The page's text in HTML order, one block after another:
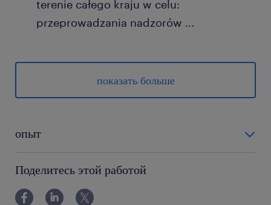
terenie całego kraju w celu:
przeprowadzania nadzorów ...
autorskich, wizji lokalnych, udziału w
naradach technicznych, uzyskiwania opinii.
Nadzorowanie pracy zespołu
asystentów
oczekujemy
показать больше
опыт
Поделитесь этой работой